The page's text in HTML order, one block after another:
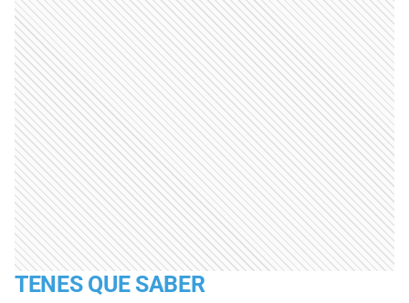
TENES QUE SABER